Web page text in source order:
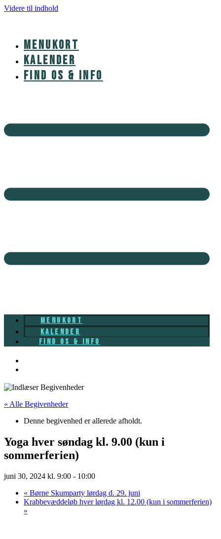
Videre til indhold
MENUKORT
KALENDER
FIND OS & INFO
MENUKORT
KALENDER
FIND OS & INFO
« Alle Begivenheder
Denne begivenhed er allerede afholdt.
Yoga hver søndag kl. 9.00 (kun i
sommerferien)
juni 30, 2024 kl. 9:00 - 10:00
« Børne Skumparty lørdag d. 29. juni
Krabbevæddeløb hver lørdag kl. 12.00 (kun i sommerferien)
»